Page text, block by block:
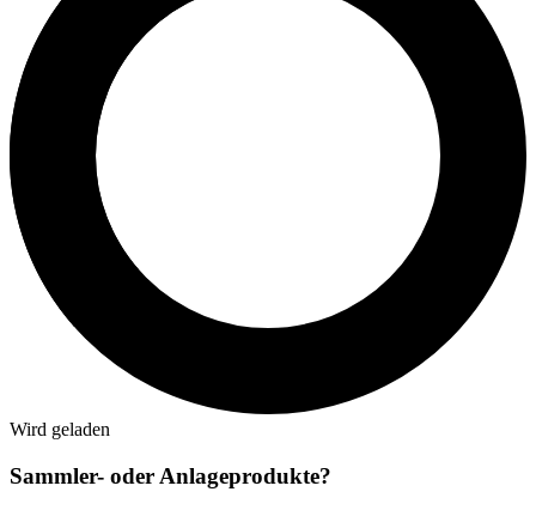
Wird geladen
Sammler- oder Anlageprodukte?